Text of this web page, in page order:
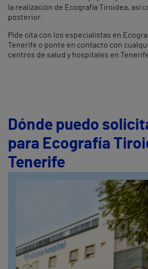
la realización de Ecografía Tiroidea, así
posterior.
Pide cita con los especialistas en
Tenerife o ponte en contacto con
centros de salud y hospitales en
Dónde puedo
para Ecografía
Tenerife